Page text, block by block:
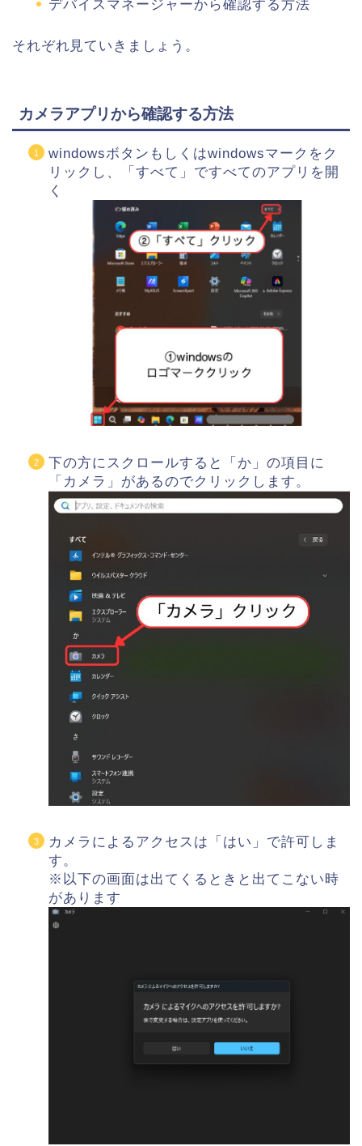
デバイスマネージャーから確認する方法
それぞれ見ていきましょう。
カメラアプリから確認する方法
windowsボタンもしくはwindowsマークをク
リックし、「すべて」ですべてのアプリを開
く
下の方にスクロールすると「か」の項目に
「カメラ」があるのでクリックします。
カメラによるアクセスは「はい」で許可しま
す。
※以下の画面は出てくるときと出てこない時
があります